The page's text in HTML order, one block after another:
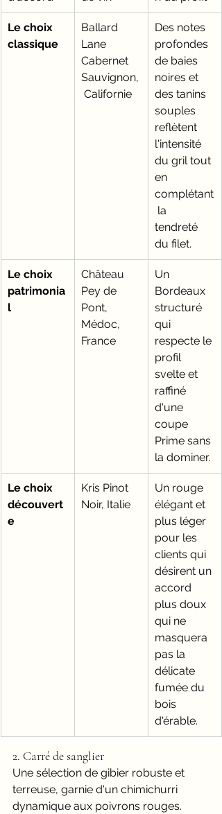
Le choix
classique
Ballard
Lane
Cabernet
Sauvignon,
Californie
Des notes
profondes
de baies
noires et
des tanins
souples
reflètent
l'intensité
du gril tout
en
complétant
la
tendreté
du filet.
Le choix
patrimonia
l
Château
Pey de
Pont,
Médoc,
France
Un
Bordeaux
structuré
qui
respecte le
profil
svelte et
raffiné
d'une
coupe
Prime sans
la dominer.
Le choix
découvert
e
Kris Pinot
Noir, Italie
Un rouge
élégant et
plus léger
pour les
clients qui
désirent un
accord
plus doux
qui ne
masquera
pas la
délicate
fumée du
bois
d'érable.
2. Carré de sanglier
Une sélection de gibier robuste et
terreuse, garnie d'un chimichurri
dynamique aux poivrons rouges.